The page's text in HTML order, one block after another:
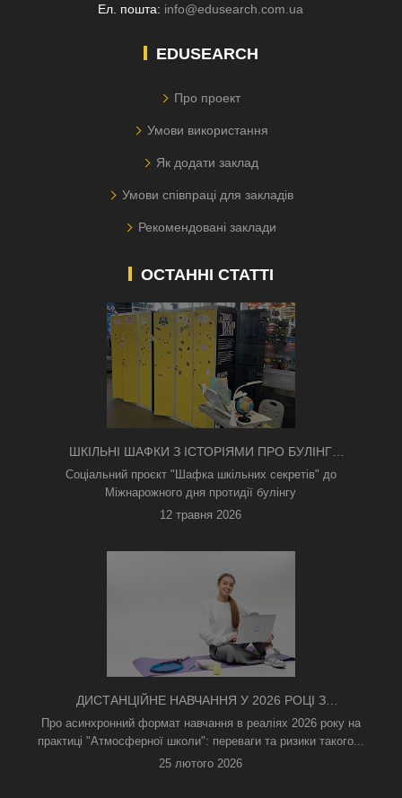
Ел. пошта: info@edusearch.com.ua
EDUSEARCH
Про проект
Умови використання
Як додати заклад
Умови співпраці для закладів
Рекомендовані заклади
ОСТАННІ СТАТТІ
ШКІЛЬНІ ШАФКИ З ІСТОРІЯМИ ПРО БУЛІНГ
З'ЯВИЛИСЯ В КИЄВІ
Соціальний проєкт "Шафка шкільних секретів" до
Міжнарожного дня протидії булінгу
12 травня 2026
ДИСТАНЦІЙНЕ НАВЧАННЯ У 2026 РОЦІ З
ТРИВОГАМИ ТА БЕЗ СВІТЛА: ЯК АСИНХРОННИЙ
ФОРМАТ РЯТУЄ ОСВІТНІЙ ПРОЦЕС
Про асинхронний формат навчання в реаліях 2026 року на
практиці "Атмосферної школи": переваги та ризики такого...
25 лютого 2026